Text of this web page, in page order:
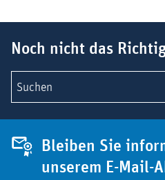
Noch nicht das
Suchen
Bleiben Sie
unserem E-Mail-